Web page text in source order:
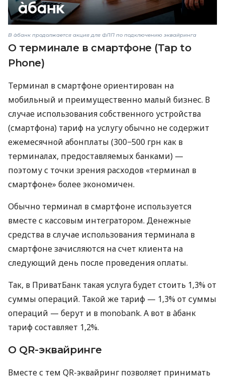
В àбанк продолжается акция для ФЛП по подключению эквайринга
О терминале в смартфоне (Tap to
Phone)
Терминал в смартфоне ориентирован на
мобильный и преимущественно малый бизнес. В
случае использования собственного устройства
(смартфона) тариф на услугу обычно не содержит
ежемесячной абонплаты (300−500 грн как в
терминалах, предоставляемых банками) —
поэтому с точки зрения расходов «терминал в
смартфоне» более экономичен.
Обычно терминал в смартфоне используется
вместе с кассовым интегратором. Денежные
средства в случае использования терминала в
смартфоне зачисляются на счет клиента на
следующий день после проведения оплаты.
Так, в ПриватБанк такая услуга будет стоить 1,3% от
суммы операций. Такой же тариф — 1,3% от суммы
операций — берут и в monobank. А вот в àбанк
тариф составляет 1,2%.
О QR-эквайринге
Вместе с тем QR-эквайринг позволяет принимать